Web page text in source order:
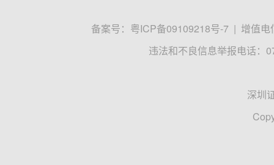
备案号： 粤ICP备09109218号-7 | 增值电
违法和不良信息举报电话：
深圳